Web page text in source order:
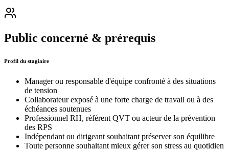
Public concerné & prérequis
Profil du stagiaire
Manager ou responsable d'équipe confronté à des situations
de tension
Collaborateur exposé à une forte charge de travail ou à des
échéances soutenues
Professionnel RH, référent QVT ou acteur de la prévention
des RPS
Indépendant ou dirigeant souhaitant préserver son équilibre
Toute personne souhaitant mieux gérer son stress au quotidien